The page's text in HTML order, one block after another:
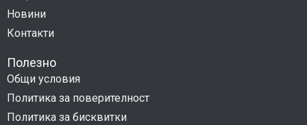
Новини
Контакти
Полезно
Общи условия
Политика за поверителност
Политика за бисквитки